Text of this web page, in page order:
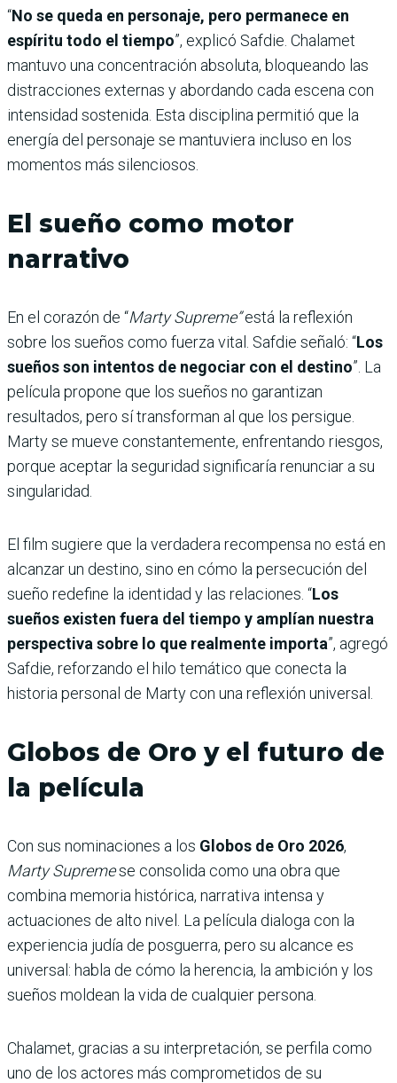
“No se queda en personaje, pero permanece en
espíritu todo el tiempo”, explicó Safdie. Chalamet
mantuvo una concentración absoluta, bloqueando las
distracciones externas y abordando cada escena con
intensidad sostenida. Esta disciplina permitió que la
energía del personaje se mantuviera incluso en los
momentos más silenciosos.
El sueño como motor
narrativo
En el corazón de “Marty Supreme”está la reflexión
sobre los sueños como fuerza vital. Safdie señaló: “Los
sueños son intentos de negociar con el destino”. La
película propone que los sueños no garantizan
resultados, pero sí transforman al que los persigue.
Marty se mueve constantemente, enfrentando riesgos,
porque aceptar la seguridad significaría renunciar a su
singularidad.
El film sugiere que la verdadera recompensa no está en
alcanzar un destino, sino en cómo la persecución del
sueño redefine la identidad y las relaciones. “Los
sueños existen fuera del tiempo y amplían nuestra
perspectiva sobre lo que realmente importa”, agregó
Safdie, reforzando el hilo temático que conecta la
historia personal de Marty con una reflexión universal.
Globos de Oro y el futuro de
la película
Con sus nominaciones a los Globos de Oro 2026,
Marty Supremese consolida como una obra que
combina memoria histórica, narrativa intensa y
actuaciones de alto nivel. La película dialoga con la
experiencia judía de posguerra, pero su alcance es
universal: habla de cómo la herencia, la ambición y los
sueños moldean la vida de cualquier persona.
Chalamet, gracias a su interpretación, se perfila como
uno de los actores más comprometidos de su